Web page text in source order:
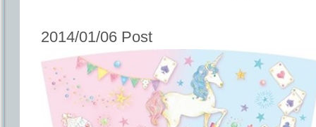
2014/01/06 Post